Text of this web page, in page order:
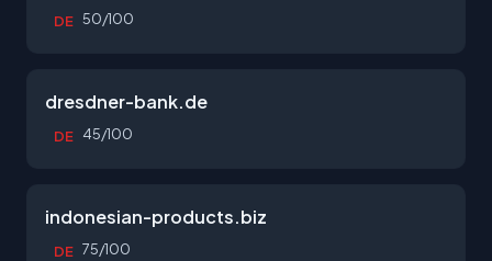
DE 50/100
dresdner-bank.de
DE 45/100
indonesian-products.biz
DE 75/100